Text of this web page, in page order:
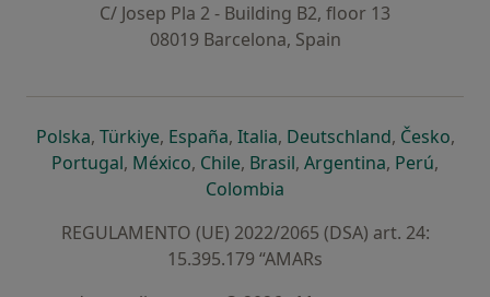
C/ Josep Pla 2 - Building B2, floor 13
08019 Barcelona, Spain
Polskaabre num novo separador
, Türkiyeabre num novo separador
, Españaabre num novo separador
, Italiaabre num novo
, Deutschlandabre num
, Česko,
Portugalabre num novo separador
, Méxicoabre num novo separador
, Chileabre num novo separador
, Brasilabre num novo
, Argentinaabre num
, Perúabre
,
Colombia
REGULAMENTO (UE) 2022/2065 (DSA) art. 24:
15.395.179 “AMARs